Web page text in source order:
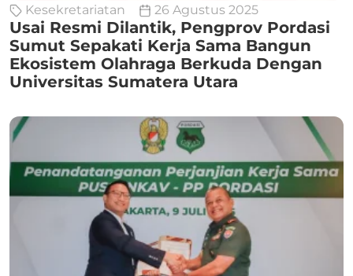
Kesekretariatan 26 Agustus 2025
Usai Resmi Dilantik, Pengprov Pordasi
Sumut Sepakati Kerja Sama Bangun
Ekosistem Olahraga Berkuda Dengan
Universitas Sumatera Utara